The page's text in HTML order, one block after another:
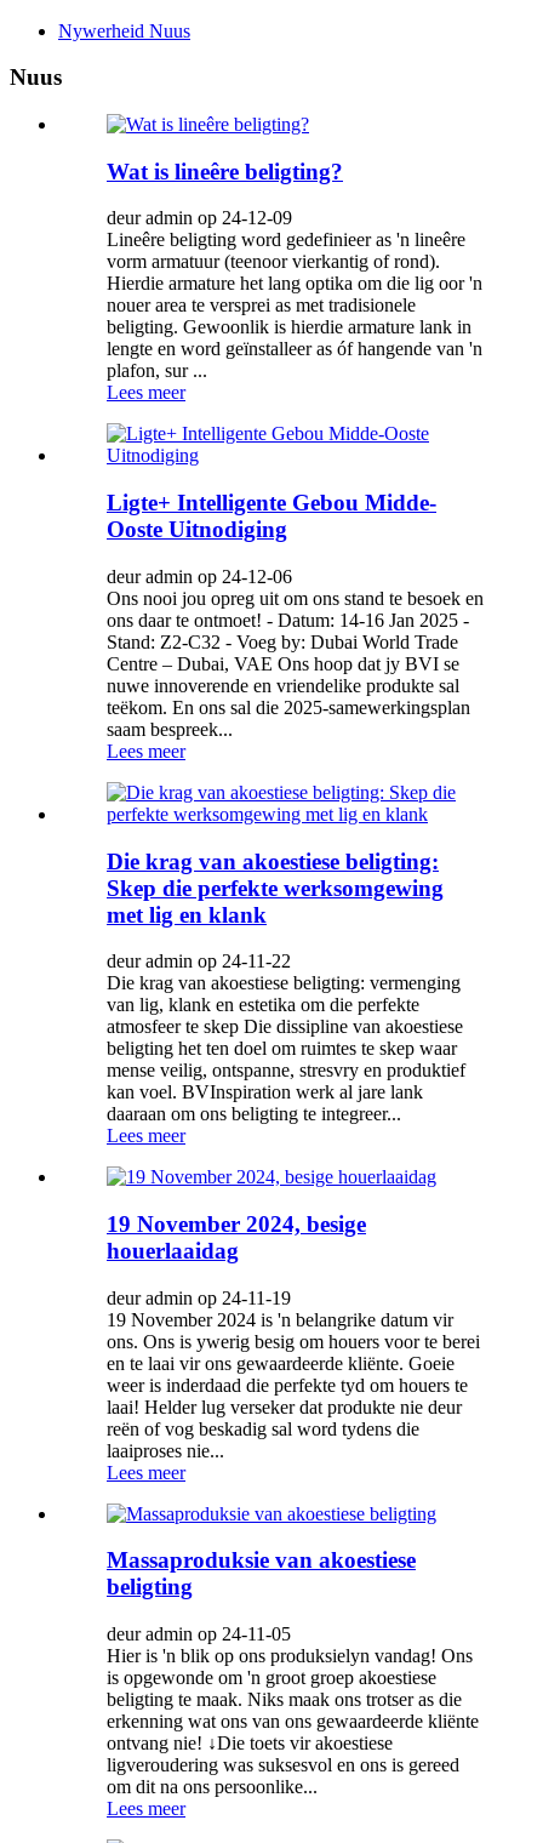
Nywerheid Nuus
Nuus
Wat is lineêre beligting?
deur admin op 24-12-09
Lineêre beligting word gedefinieer as 'n lineêre
vorm armatuur (teenoor vierkantig of rond).
Hierdie armature het lang optika om die lig oor 'n
nouer area te versprei as met tradisionele
beligting. Gewoonlik is hierdie armature lank in
lengte en word geïnstalleer as óf hangende van 'n
plafon, sur ...
Lees meer
Ligte+ Intelligente Gebou Midde-
Ooste Uitnodiging
deur admin op 24-12-06
Ons nooi jou opreg uit om ons stand te besoek en
ons daar te ontmoet! - Datum: 14-16 Jan 2025 -
Stand: Z2-C32 - Voeg by: Dubai World Trade
Centre – Dubai, VAE Ons hoop dat jy BVI se
nuwe innoverende en vriendelike produkte sal
teëkom. En ons sal die 2025-samewerkingsplan
saam bespreek...
Lees meer
Die krag van akoestiese beligting:
Skep die perfekte werksomgewing
met lig en klank
deur admin op 24-11-22
Die krag van akoestiese beligting: vermenging
van lig, klank en estetika om die perfekte
atmosfeer te skep Die dissipline van akoestiese
beligting het ten doel om ruimtes te skep waar
mense veilig, ontspanne, stresvry en produktief
kan voel. BVInspiration werk al jare lank
daaraan om ons beligting te integreer...
Lees meer
19 November 2024, besige
houerlaaidag
deur admin op 24-11-19
19 November 2024 is 'n belangrike datum vir
ons. Ons is ywerig besig om houers voor te berei
en te laai vir ons gewaardeerde kliënte. Goeie
weer is inderdaad die perfekte tyd om houers te
laai! Helder lug verseker dat produkte nie deur
reën of vog beskadig sal word tydens die
laaiproses nie...
Lees meer
Massaproduksie van akoestiese
beligting
deur admin op 24-11-05
Hier is 'n blik op ons produksielyn vandag! Ons
is opgewonde om 'n groot groep akoestiese
beligting te maak. Niks maak ons ​​trotser as die
erkenning wat ons van ons gewaardeerde kliënte
ontvang nie! ↓Die toets vir akoestiese
ligveroudering was suksesvol en ons is gereed
om dit na ons persoonlike...
Lees meer